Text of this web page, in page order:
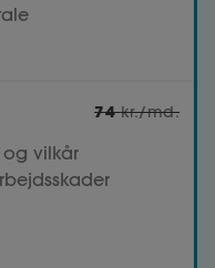
74kr./md.
vilkår